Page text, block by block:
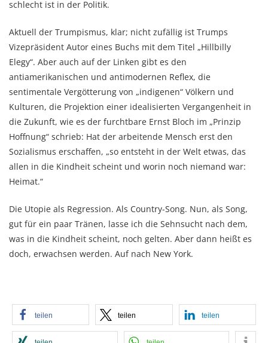
schlecht ist in der Politik.
Aktuell der Trumpismus, klar; nicht zufällig ist Trumps
Vizepräsident Autor eines Buchs mit dem Titel „Hillbilly
Elegy“. Aber auch auf der Linken gibt es den
antiamerikanischen und antimodernen Reflex, die
sentimentale Vergötterung von „indigenen“ Völkern und
Kulturen, die Projektion einer idealisierten Vergangenheit in
die Zukunft, wie es der furchtbare Ernst Bloch im „Prinzip
Hoffnung“ schrieb: Hat der arbeitende Mensch erst den
Sozialismus erschaffen, „so entsteht in der Welt etwas, das
allen in die Kindheit scheint und worin noch niemand war:
Heimat.“
Die Utopie als Regression. Als Country-Song. Nun, als Song,
gut für ein paar Tränen, lasse ich die Sehnsucht nach dem,
was in die Kindheit scheint, noch gelten. Aber dann heißt es
doch, erwachsen werden. Auf nach New York.
teilen teilen teilen